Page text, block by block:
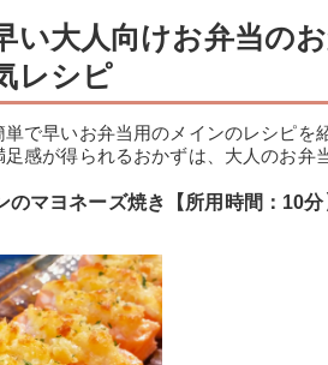
い大人向けお弁当の
レシピ
単で早いお弁当用のメインのレシピ
足感が得られるおかずは、大人のお弁
マヨネーズ焼き【所用時間：10分